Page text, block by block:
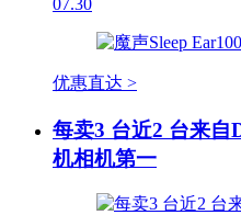
优惠直达 >
每卖3 台近2 台来
机相机第一